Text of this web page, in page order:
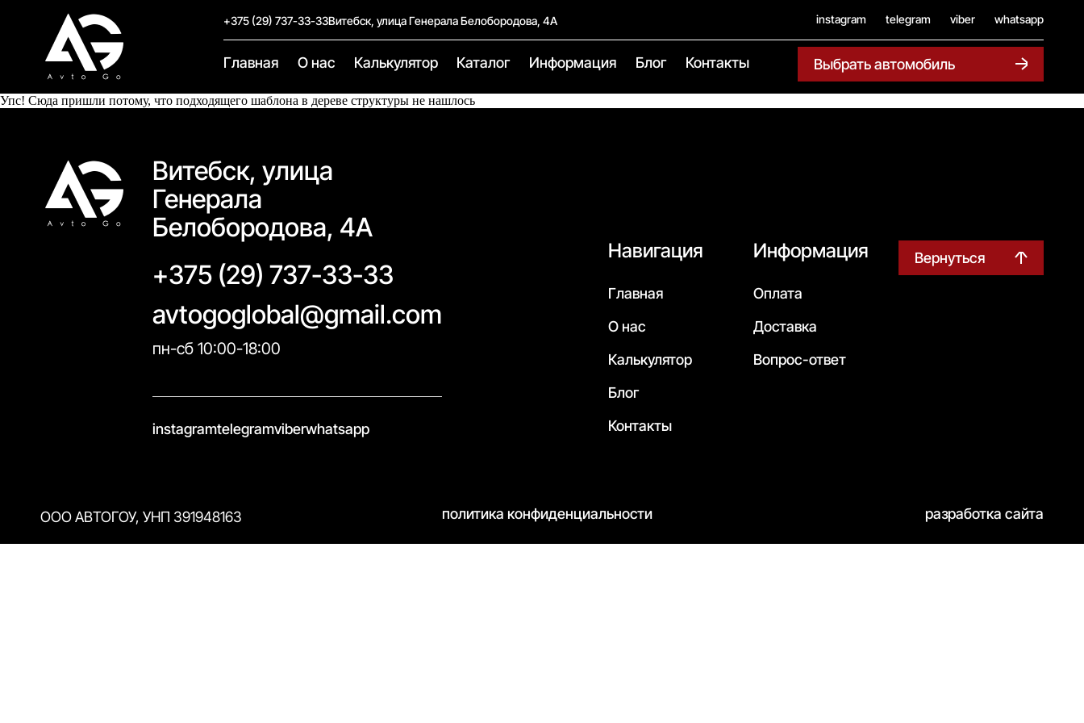
+375 (29) 737-33-33Витебск, улица Генерала Белобородова, 4А instagram telegram viber whatsapp
Главная О нас Калькулятор Каталог Информация Блог Контакты Выбрать автомобиль
Упс! Сюда пришли потому, что подходящего шаблона в дереве структуры не нашлось
Витебск, улица
Генерала
Белобородова, 4А
+375 (29) 737-33-33
avtogoglobal@gmail.com
пн-сб 10:00-18:00
instagramtelegramviberwhatsapp
Навигация
Главная
О нас
Калькулятор
Блог
Контакты
Информация
Оплата
Доставка
Вопрос-ответ
Вернуться
ООО АВТОГОУ, УНП 391948163 политика конфиденциальности разработка сайта